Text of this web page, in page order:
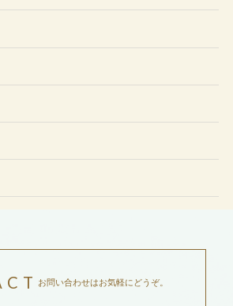
お問い合わせはお気軽にどうぞ。